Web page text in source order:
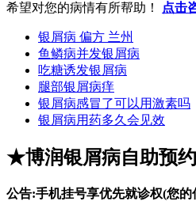
希望对您的病情有所帮助！ 点击
银屑病 偏方 兰州
鱼鳞病并发银屑病
吃糖诱发银屑病
腿部银屑病痒
银屑病感冒了可以用激素吗
银屑病用药多久会见效
★博润银屑病自助预
公告:手机挂号享优先就诊权(您